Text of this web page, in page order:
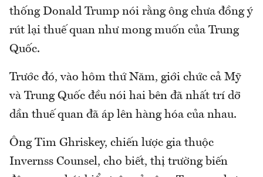
thống Donald Trump nói rằng ông chưa đồng ý
rút lại thuế quan như mong muốn của Trung
Quốc.
Trước đó, vào hôm thứ Năm, giới chức cả Mỹ
và Trung Quốc đều nói hai bên đã nhất trí dỡ
dần thuế quan đã áp lên hàng hóa của nhau.
Ông Tim Ghriskey, chiến lược gia thuộc
Invernss Counsel, cho biết, thị trường biến